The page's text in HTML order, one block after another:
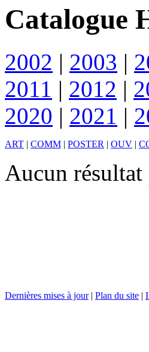
Catalogue
2002 | 2003 |
2011 | 2012 |
2020 | 2021 |
ART | COMM | POSTER | OUV |
Aucun
Dernières mises à jour| Plan du site |